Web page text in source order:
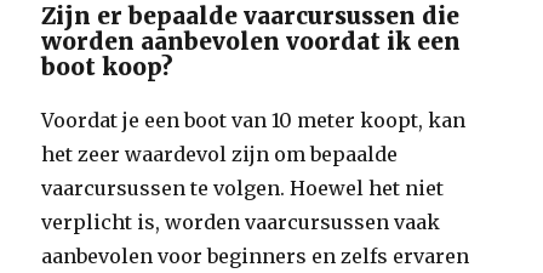
Zijn er bepaalde vaarcursussen die
worden aanbevolen voordat ik een
boot koop?
Voordat je een boot van 10 meter koopt, kan
het zeer waardevol zijn om bepaalde
vaarcursussen te volgen. Hoewel het niet
verplicht is, worden vaarcursussen vaak
aanbevolen voor beginners en zelfs ervaren